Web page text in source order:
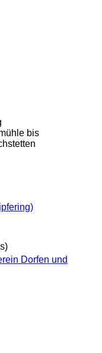
bis
Dorfen und